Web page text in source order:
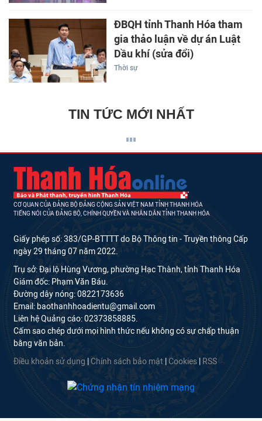
ĐBQH tỉnh Thanh Hóa tham
gia thảo luận về dự án Luật
Dầu khí (sửa đổi)
Thời sự
TIN TỨC MỚI NHẤT
CƠ QUAN CỦA ĐẢNG BỘ ĐẢNG CỘNG SẢN VIỆT NAM TỈNH THANH HÓA
TIẾNG NÓI CỦA ĐẢNG BỘ, CHÍNH QUYỀN VÀ NHÂN DÂN TỈNH THANH HÓA
Giấy phép số: 383/GP-BTTTT do Bộ Thông tin - Truyền thông Cấp
ngày 29 tháng 07 năm 2022.
Trụ sở: Đại lộ Hùng Vương, phường Hạc Thành, tỉnh Thanh Hóa
Giám đốc: Phạm Văn Báu.
Đường dây nóng: 0822173636
Email: baothanhhoadientu@gmail.com
Liên hệ Quảng cáo: 02373858885.
Cấm sao chép dưới mọi hình thức nếu không có sự chấp thuận
bằng văn bản.
Điều khoản sử dụng Chính sách bảo mật Cookies RSS